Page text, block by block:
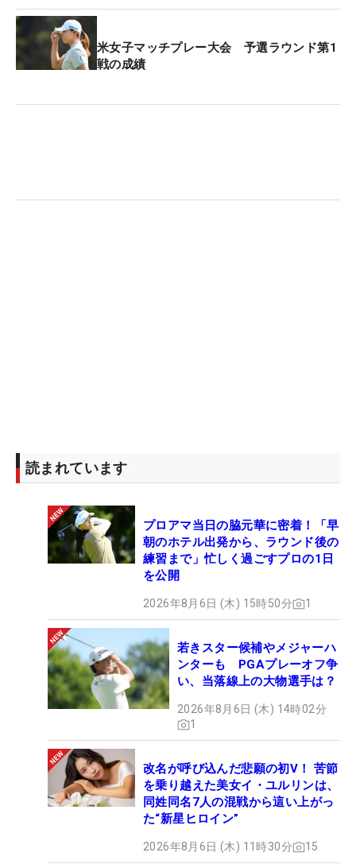
米女子マッチプレー大会 予選ラウンド第1
戦の成績
読まれています
プロアマ当日の脇元華に密着！「早
朝のホテル出発から、ラウンド後の
練習まで」忙しく過ごすプロの1日
を公開
2026年8月6日 (木) 15時50分 1
若きスター候補やメジャーハ
ンターも PGAプレーオフ争
い、当落線上の大物選手は？
2026年8月6日 (木) 14時02分
1
改名が呼び込んだ悲願の初V！ 苦節
を乗り越えた美女イ・ユルリンは、
同姓同名7人の混戦から這い上がっ
た“新星ヒロイン”
2026年8月6日 (木) 11時30分 15